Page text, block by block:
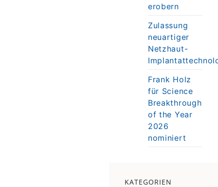
erobern
Zulassung
neuartiger
Netzhaut-
Frank Holz
für Science
Breakthrough
of the Year
2026
nominiert
KATEGORIEN